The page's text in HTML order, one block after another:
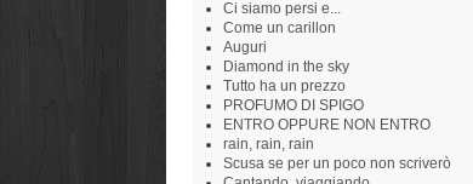
Ci siamo persi e...
Come un carillon
Auguri
Diamond in the sky
Tutto ha un prezzo
PROFUMO DI SPIGO
ENTRO OPPURE NON ENTRO
rain, rain, rain
Scusa se per un poco non scriverò